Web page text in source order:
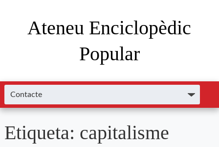
Ateneu Enciclopèdic
Popular
Etiqueta: capitalisme